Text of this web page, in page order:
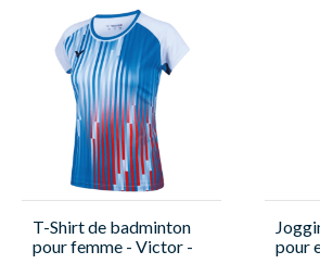
T-Shirt de badminton
pour femme - Victor -
pour